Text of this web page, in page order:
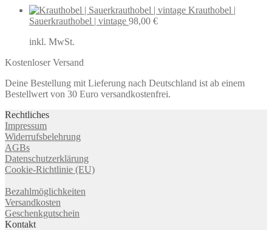
Krauthobel |
Sauerkrauthobel | vintage 98,00 €
inkl. MwSt.
Kostenloser Versand
Deine Bestellung mit Lieferung nach Deutschland ist ab einem
Bestellwert von 30 Euro versandkostenfrei.
Rechtliches
Impressum
Widerrufsbelehrung
AGBs
Datenschutzerklärung
Cookie-Richtlinie (EU)
Bezahlmöglichkeiten
Versandkosten
Geschenkgutschein
Kontakt